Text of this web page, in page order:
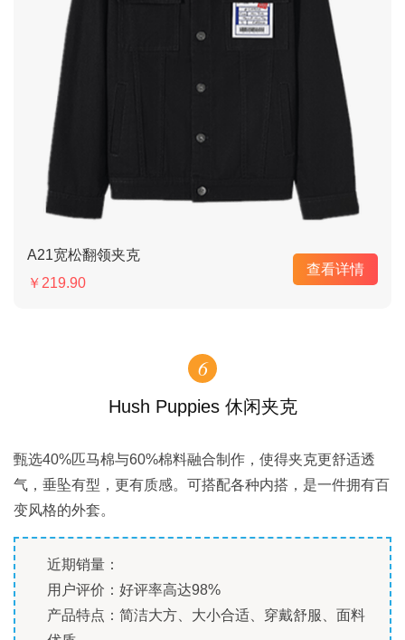
A21宽松翻领夹克
￥219.90
查看详情
6
Hush Puppies 休闲夹克
甄选40%匹马棉与60%棉料融合制作，使得夹克更舒适透
气，垂坠有型，更有质感。可搭配各种内搭，是一件拥有百
变风格的外套。
近期销量：
用户评价：好评率高达98%
产品特点：简洁大方、大小合适、穿戴舒服、面料